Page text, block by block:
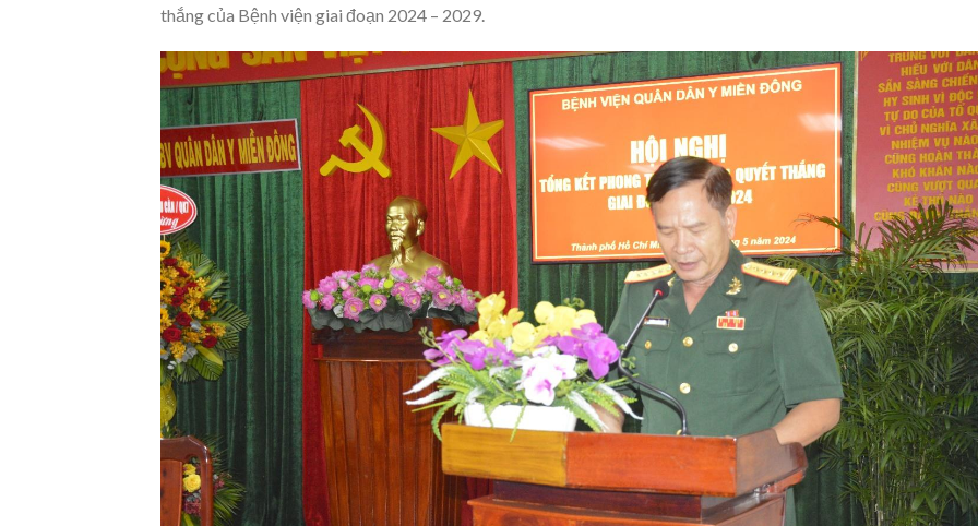
thắng của Bệnh viện giai đoạn 2024 – 2029.